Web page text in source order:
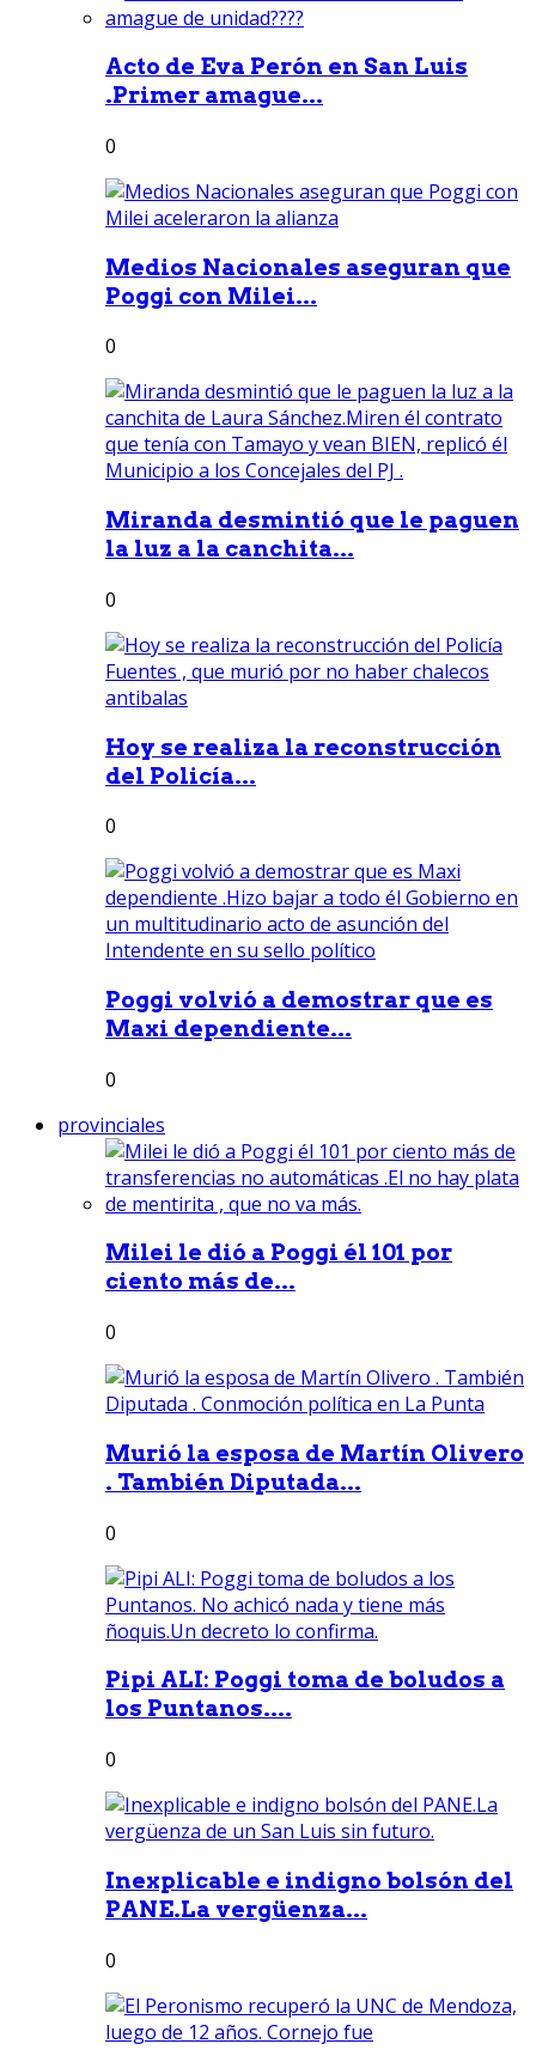
Acto de Eva Perón en San Luis
.Primer amague...
0
Medios Nacionales aseguran que
Poggi con Milei...
0
Miranda desmintió que le paguen
la luz a la canchita...
0
Hoy se realiza la reconstrucción
del Policía...
0
Poggi volvió a demostrar que es
Maxi dependiente...
0
provinciales
Milei le dió a Poggi él 101 por
ciento más de...
0
Murió la esposa de Martín Olivero
. También Diputada...
0
Pipi ALI: Poggi toma de boludos a
los Puntanos....
0
Inexplicable e indigno bolsón del
PANE.La vergüenza...
0